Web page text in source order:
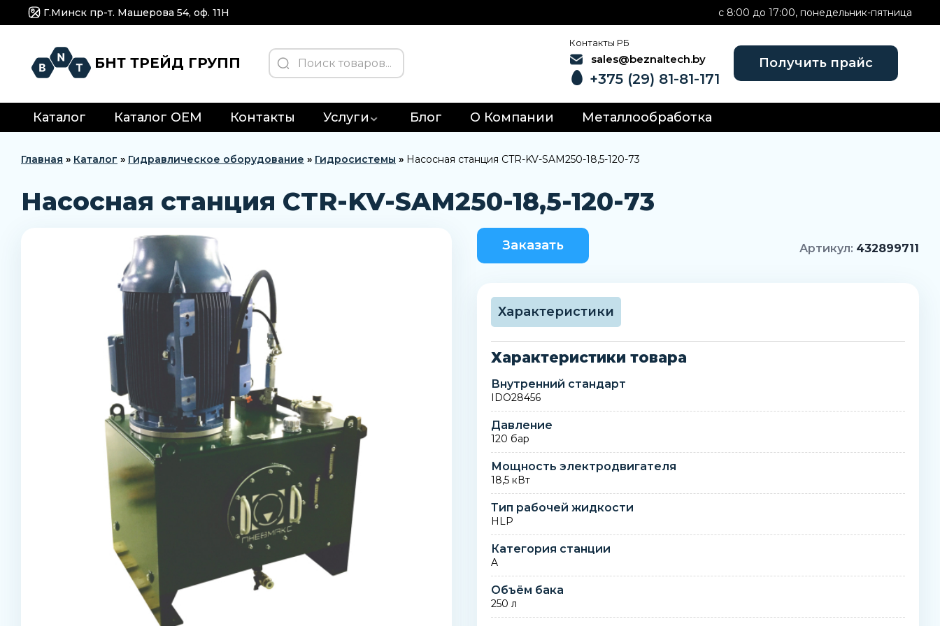
Г.Минск пр-т. Машерова 54, оф. 11H c 8:00 до 17:00, понедельник-пятница
БНТ ТРЕЙД ГРУПП
Контакты РБ
sales@beznaltech.by
+375 (29) 81-81-171
Получить прайс
Каталог Каталог OEM Контакты Услуги Блог О Компании Металлообработка
Главная » Каталог » Гидравлическое оборудование » Гидросистемы » Насосная станция CTR-KV-SAM250-18,5-120-73
Насосная станция CTR-KV-SAM250-18,5-120-73
Заказать Артикул: 432899711
Характеристики
Характеристики товара
Внутренний стандарт
IDO28456
Давление
120 бар
Мощность электродвигателя
18,5 кВт
Тип рабочей жидкости
HLP
Категория станции
A
Объём бака
250 л